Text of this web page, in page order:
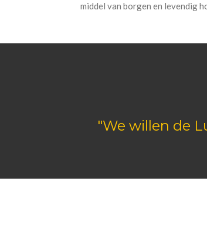
middel van borgen en levendig
"We willen de